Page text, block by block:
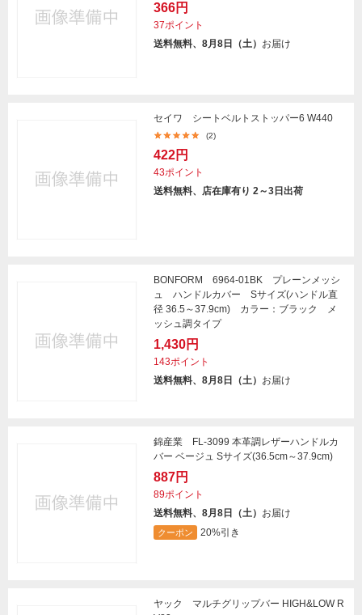
366円
37ポイント
送料無料、8月8日（土） お届け
セイワ シートベルトストッパー6 W440
(2)
422円
43ポイント
送料無料、店在庫有り 2～3日出荷
BONFORM 6964-01BK プレーンメッシ
ュ ハンドルカバー Sサイズ(ハンドル直
径 36.5～37.9cm) カラー：ブラック メ
ッシュ調タイプ
1,430円
143ポイント
送料無料、8月8日（土） お届け
錦産業 FL-3099 本革調レザーハンドルカ
バー ベージュ Sサイズ(36.5cm～37.9cm)
887円
89ポイント
送料無料、8月8日（土） お届け
クーポン 20%引き
ヤック マルチグリップバー HIGH&LOW R